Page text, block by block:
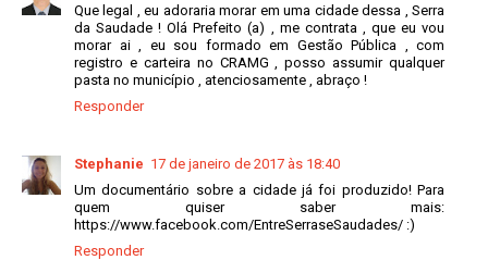
Que legal , eu adoraria morar em uma cidade dessa , Serra
da Saudade ! Olá Prefeito (a) , me contrata , que eu vou
morar ai , eu sou formado em Gestão Pública , com
registro e carteira no CRAMG , posso assumir qualquer
pasta no município , atenciosamente , abraço !
Responder
Stephanie 17 de janeiro de 2017 às 18:40
Um documentário sobre a cidade já foi produzido! Para
quem quiser saber mais:
https://www.facebook.com/EntreSerraseSaudades/ :)
Responder